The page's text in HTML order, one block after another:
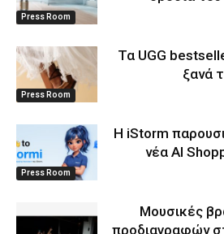
Press Room
Press Room
Τα UGG
ξανά
Press Room
Η iStorm
νέα AI
Μουσικές
προδιαγραφών